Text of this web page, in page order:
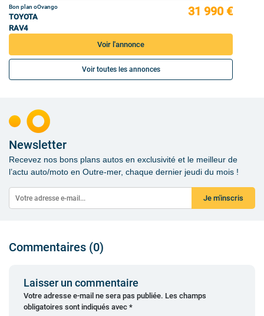
Bon plan oOvango
TOYOTA
RAV4
31 990 €
Voir l'annonce
Voir toutes les annonces
Newsletter
Recevez nos bons plans autos en exclusivité et le meilleur de
l’actu auto/moto en Outre-mer, chaque dernier jeudi du mois !
Je m'inscris
Commentaires (0)
Laisser un commentaire
Votre adresse e-mail ne sera pas publiée. Les champs
obligatoires sont indiqués avec *